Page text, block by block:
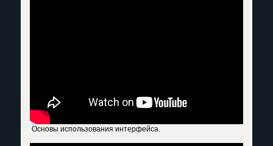
Основы использования интерфейса.